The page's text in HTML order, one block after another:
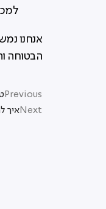
אנחנו
הבטוחה
Previous
Nextאיך